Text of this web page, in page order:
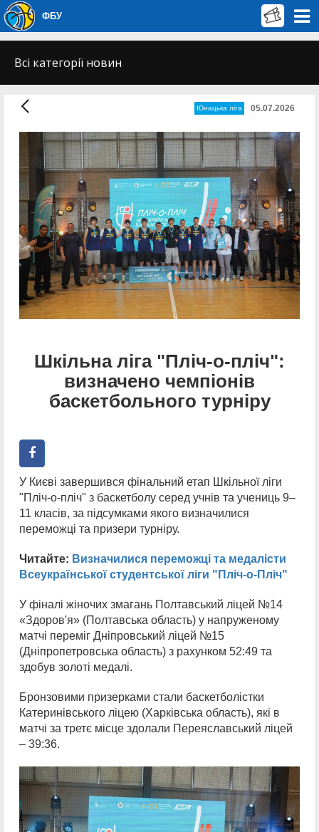
ФБУ
Всі категорії новин
Юнацька ліга 05.07.2026
Шкільна ліга "Пліч-о-пліч":
визначено чемпіонів
баскетбольного турніру
У Києві завершився фінальний етап Шкільної ліги
"Пліч-о-пліч" з баскетболу серед учнів та учениць 9–
11 класів, за підсумками якого визначилися
переможці та призери турніру.
Читайте: Визначилися переможці та медалісти
Всеукраїнської студентської ліги "Пліч-о-Пліч"
У фіналі жіночих змагань Полтавський ліцей №14
«Здоров'я» (Полтавська область) у напруженому
матчі переміг Дніпровський ліцей №15
(Дніпропетровська область) з рахунком 52:49 та
здобув золоті медалі.
Бронзовими призерками стали баскетболістки
Катеринівського ліцею (Харківська область), які в
матчі за третє місце здолали Переяславський ліцей
– 39:36.